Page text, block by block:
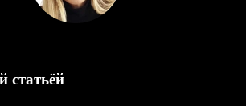
статьёй